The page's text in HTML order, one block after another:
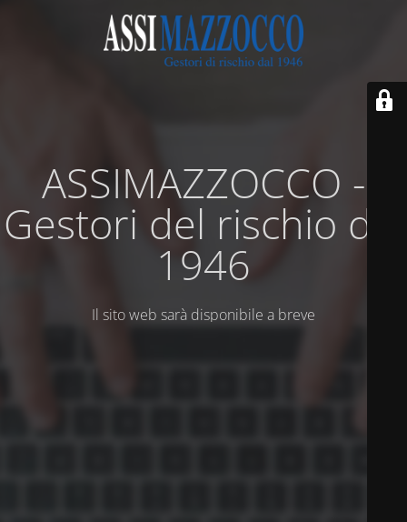
ASSIMAZZOCCO -
Gestori del rischio dal
1946
Il sito web sarà disponibile a breve